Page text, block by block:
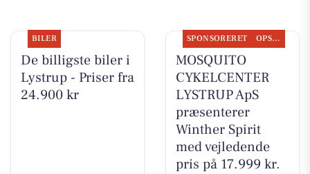
BILER
De billigste biler i
Lystrup - Priser fra
24.900 kr
SPONSORERET OPSLAGSTAVLEN
MOSQUITO
CYKELCENTER
LYSTRUP ApS
præsenterer
Winther Spirit
med vejledende
pris på 17.999 kr.